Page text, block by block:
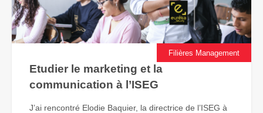
Filières Management
Etudier le marketing et la
communication à l’ISEG
J’ai rencontré Elodie Baquier, la directrice de l’ISEG à